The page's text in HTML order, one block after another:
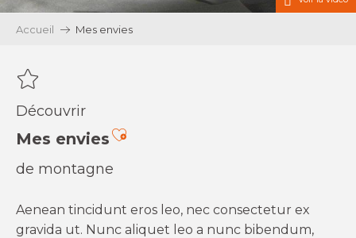
Accueil Mes envies
Découvrir
Mes enviesAjouter aux favoris
de montagne
Aenean tincidunt eros leo, nec consectetur ex
gravida ut. Nunc aliquet leo a nunc bibendum,